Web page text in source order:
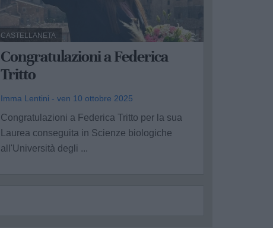
CASTELLANETA
Congratulazioni a Federica
Tritto
Imma Lentini - ven 10 ottobre 2025
Congratulazioni a Federica Tritto per la sua
Laurea conseguita in Scienze biologiche
all'Università degli ...